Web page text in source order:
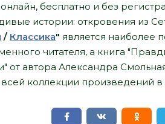
онлайн, бесплатно и без
истории: откровения из
/ Классика" является наиболее
читателя, а книга
от автора Александра
коллекции произведений в